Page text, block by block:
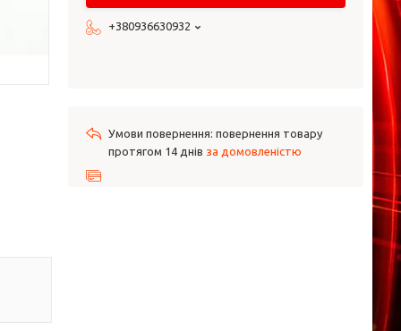
+380936630932
повернення товару
протягом 14 днів за домовленістю